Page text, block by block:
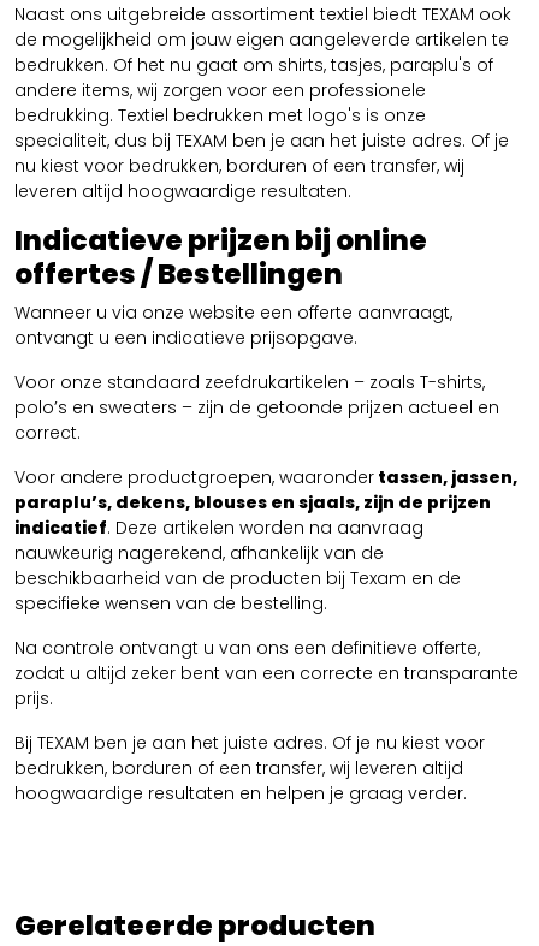
Naast ons uitgebreide assortiment textiel biedt TEXAM ook
de mogelijkheid om jouw eigen aangeleverde artikelen te
bedrukken. Of het nu gaat om shirts, tasjes, paraplu's of
andere items, wij zorgen voor een professionele
bedrukking. Textiel bedrukken met logo's is onze
specialiteit, dus bij TEXAM ben je aan het juiste adres. Of je
nu kiest voor bedrukken, borduren of een transfer, wij
leveren altijd hoogwaardige resultaten.
Indicatieve prijzen bij online
offertes / Bestellingen
Wanneer u via onze website een offerte aanvraagt,
ontvangt u een indicatieve prijsopgave.
Voor onze standaard zeefdrukartikelen – zoals T-shirts,
polo’s en sweaters – zijn de getoonde prijzen actueel en
correct.
Voor andere productgroepen, waaronder tassen, jassen,
paraplu’s, dekens, blouses en sjaals, zijn de prijzen
indicatief. Deze artikelen worden na aanvraag
nauwkeurig nagerekend, afhankelijk van de
beschikbaarheid van de producten bij Texam en de
specifieke wensen van de bestelling.
Na controle ontvangt u van ons een definitieve offerte,
zodat u altijd zeker bent van een correcte en transparante
prijs.
Bij TEXAM ben je aan het juiste adres. Of je nu kiest voor
bedrukken, borduren of een transfer, wij leveren altijd
hoogwaardige resultaten en helpen je graag verder.
Gerelateerde producten